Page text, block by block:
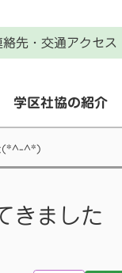
絡先・交通アクセス
学区社協の紹介
(*^-^*)
きました